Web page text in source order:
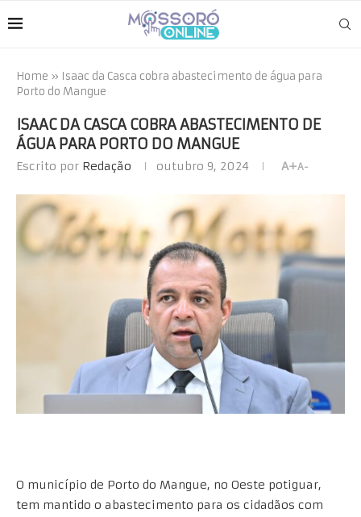
Home » Isaac da Casca cobra abastecimento de água para
Porto do Mangue
ISAAC DA CASCA COBRA ABASTECIMENTO DE
ÁGUA PARA PORTO DO MANGUE
Escrito por Redação outubro 9, 2024 A+A-
O município de Porto do Mangue, no Oeste potiguar,
tem mantido o abastecimento para os cidadãos com